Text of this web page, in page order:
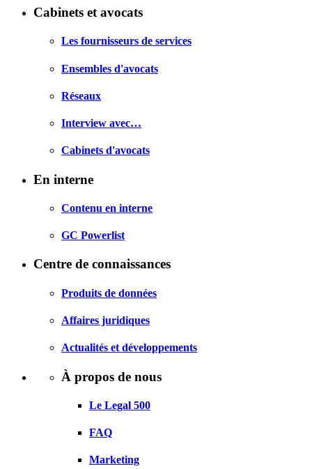
Cabinets et avocats
Les fournisseurs de services
Ensembles d'avocats
Réseaux
Interview avec…
Cabinets d'avocats
En interne
Contenu en interne
GC Powerlist
Centre de connaissances
Produits de données
Affaires juridiques
Actualités et développements
À propos de nous
Le Legal 500
FAQ
Marketing